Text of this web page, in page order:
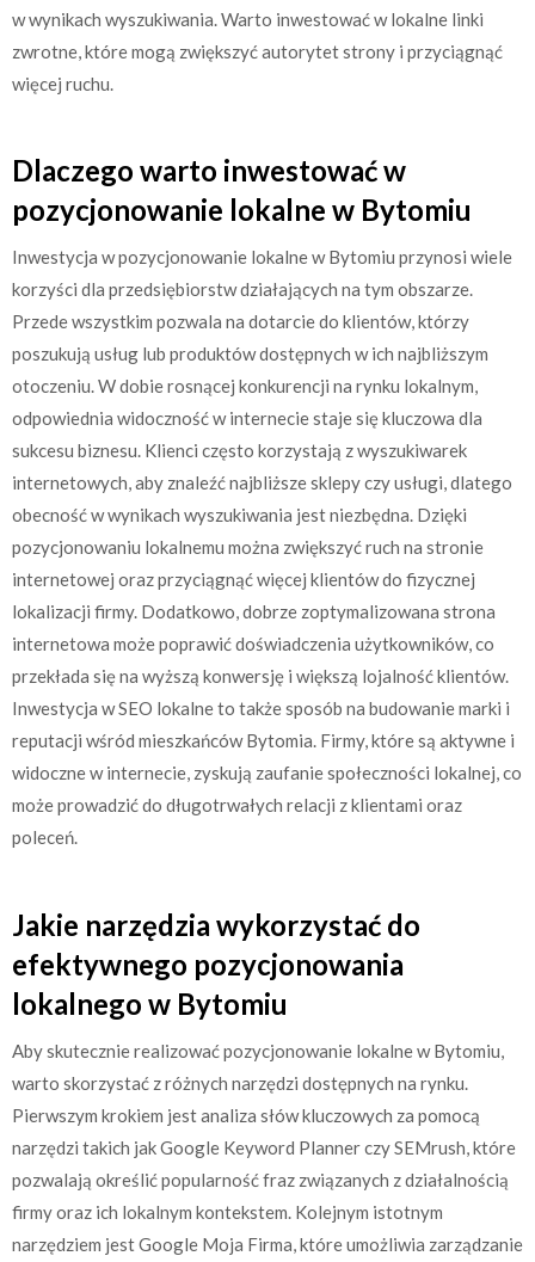
w wynikach wyszukiwania. Warto inwestować w lokalne linki
zwrotne, które mogą zwiększyć autorytet strony i przyciągnąć
więcej ruchu.
Dlaczego warto inwestować w
pozycjonowanie lokalne w Bytomiu
Inwestycja w pozycjonowanie lokalne w Bytomiu przynosi wiele
korzyści dla przedsiębiorstw działających na tym obszarze.
Przede wszystkim pozwala na dotarcie do klientów, którzy
poszukują usług lub produktów dostępnych w ich najbliższym
otoczeniu. W dobie rosnącej konkurencji na rynku lokalnym,
odpowiednia widoczność w internecie staje się kluczowa dla
sukcesu biznesu. Klienci często korzystają z wyszukiwarek
internetowych, aby znaleźć najbliższe sklepy czy usługi, dlatego
obecność w wynikach wyszukiwania jest niezbędna. Dzięki
pozycjonowaniu lokalnemu można zwiększyć ruch na stronie
internetowej oraz przyciągnąć więcej klientów do fizycznej
lokalizacji firmy. Dodatkowo, dobrze zoptymalizowana strona
internetowa może poprawić doświadczenia użytkowników, co
przekłada się na wyższą konwersję i większą lojalność klientów.
Inwestycja w SEO lokalne to także sposób na budowanie marki i
reputacji wśród mieszkańców Bytomia. Firmy, które są aktywne i
widoczne w internecie, zyskują zaufanie społeczności lokalnej, co
może prowadzić do długotrwałych relacji z klientami oraz
poleceń.
Jakie narzędzia wykorzystać do
efektywnego pozycjonowania
lokalnego w Bytomiu
Aby skutecznie realizować pozycjonowanie lokalne w Bytomiu,
warto skorzystać z różnych narzędzi dostępnych na rynku.
Pierwszym krokiem jest analiza słów kluczowych za pomocą
narzędzi takich jak Google Keyword Planner czy SEMrush, które
pozwalają określić popularność fraz związanych z działalnością
firmy oraz ich lokalnym kontekstem. Kolejnym istotnym
narzędziem jest Google Moja Firma, które umożliwia zarządzanie